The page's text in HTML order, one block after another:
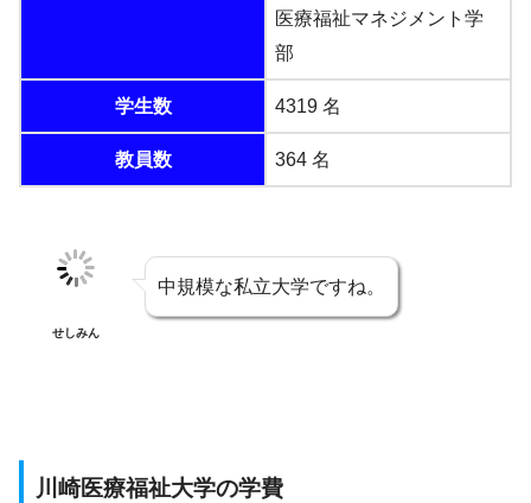
医療福祉マネジメント学
部
学生数 4319 名
教員数 364 名
せしみん
中規模な私立大学ですね。
川崎医療福祉大学の学費